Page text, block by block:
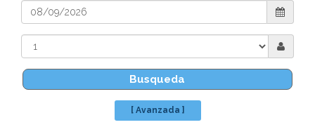
Busqueda
[ Avanzada ]